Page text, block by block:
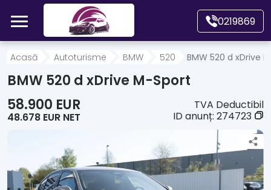
Mergi direct la conținutul principal
0219869
Acasă
Autoutilitare
Acasă Autoturisme BMW 520 BMW 520 d xDrive
BMW 520 d xDrive M-Sport
58.900 EUR
48.678 EUR NET
TVA Deductibil
ID anunț: 274723